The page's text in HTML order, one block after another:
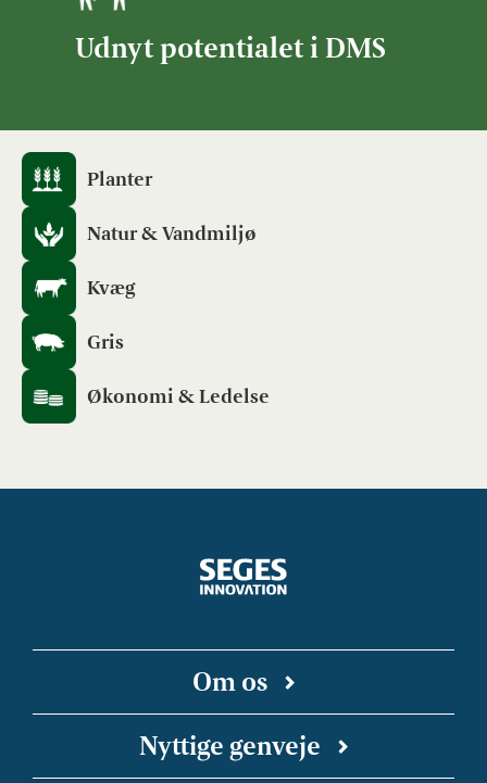
Udnyt potentialet i DMS
Planter
Natur & Vandmiljø
Kvæg
Gris
Økonomi & Ledelse
Om os
SEGES Innovation er en uafhængig forsknings-
og innovationsvirksomhed, der arbejder for en
Nyttige genveje